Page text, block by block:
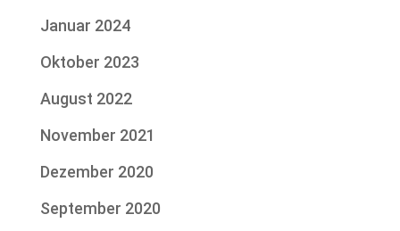
Januar 2024
Oktober 2023
August 2022
November 2021
Dezember 2020
September 2020